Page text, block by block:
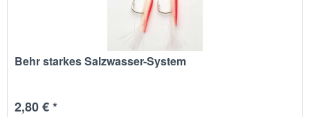
Behr starkes Salzwasser-System
2,80 € *